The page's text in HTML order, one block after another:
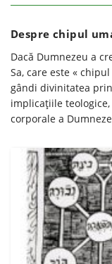
Despre chipul
Dacă Dumnezeu a
Sa, care este «
gândi divinitatea
implicaţiile
corporale a